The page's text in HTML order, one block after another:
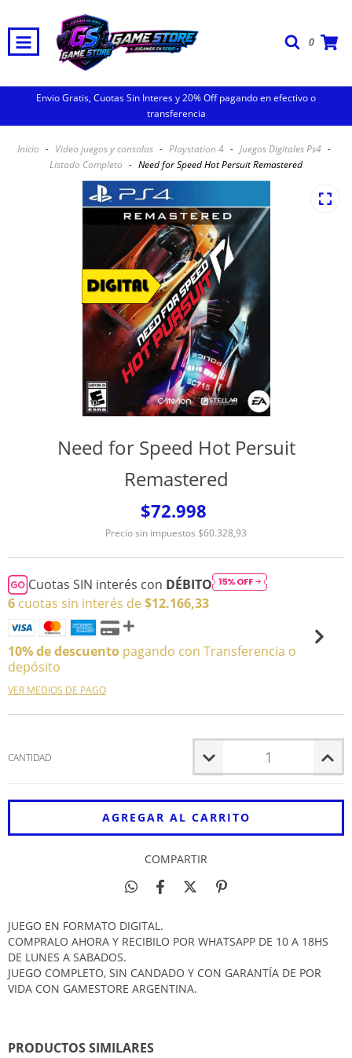
0
Envio Gratis, Cuotas Sin Interes y 20% Off pagando en efectivo o
transferencia
Inicio - Video juegos y consolas - Playstation 4 - Juegos Digitales Ps4 -
Listado Completo - Need for Speed Hot Persuit Remastered
Need for Speed Hot Persuit
Remastered
$72.998
Precio sin impuestos $60.328,93
Cuotas SIN interés con DÉBITO
6 cuotas sin interés de $12.166,33
10% de descuento pagando con Transferencia o
depósito
VER MEDIOS DE PAGO
CANTIDAD
COMPARTIR
JUEGO EN FORMATO DIGITAL.
COMPRALO AHORA Y RECIBILO POR WHATSAPP DE 10 A 18HS
DE LUNES A SABADOS.
JUEGO COMPLETO, SIN CANDADO Y CON GARANTÍA DE POR
VIDA CON GAMESTORE ARGENTINA.
PRODUCTOS SIMILARES